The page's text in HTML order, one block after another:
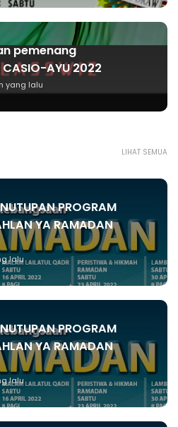
pemenang
AYU 2022
yang lalu
LIHAT SEMUA
PROGRAM
YA RAMADAN
lalu
PROGRAM
YA RAMADAN
lalu